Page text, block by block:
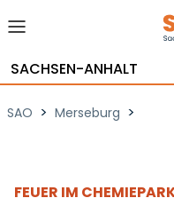
SACHSEN-ANHALT
SAO > Merseburg >
FEUER IM